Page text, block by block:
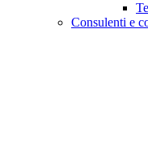
Consulenti e